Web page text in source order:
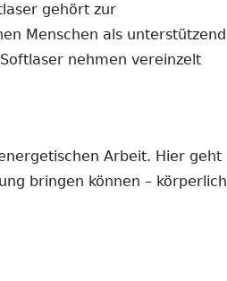
gehört zur
Menschen als unterstützend
nehmen vereinzelt
Arbeit. Hier geht
bringen können – körperlich